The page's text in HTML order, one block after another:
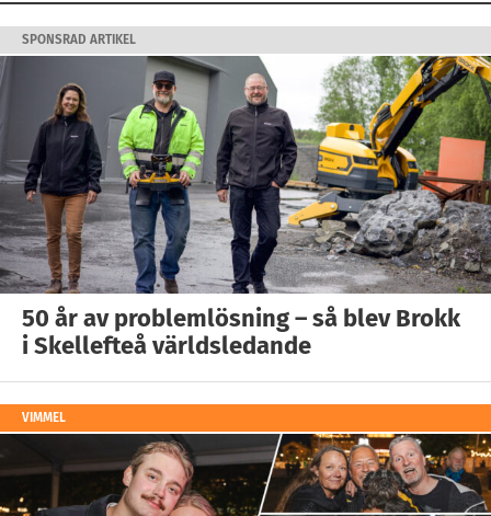
SPONSRAD ARTIKEL
50 år av problemlösning – så blev Brokk
i Skellefteå världsledande
VIMMEL